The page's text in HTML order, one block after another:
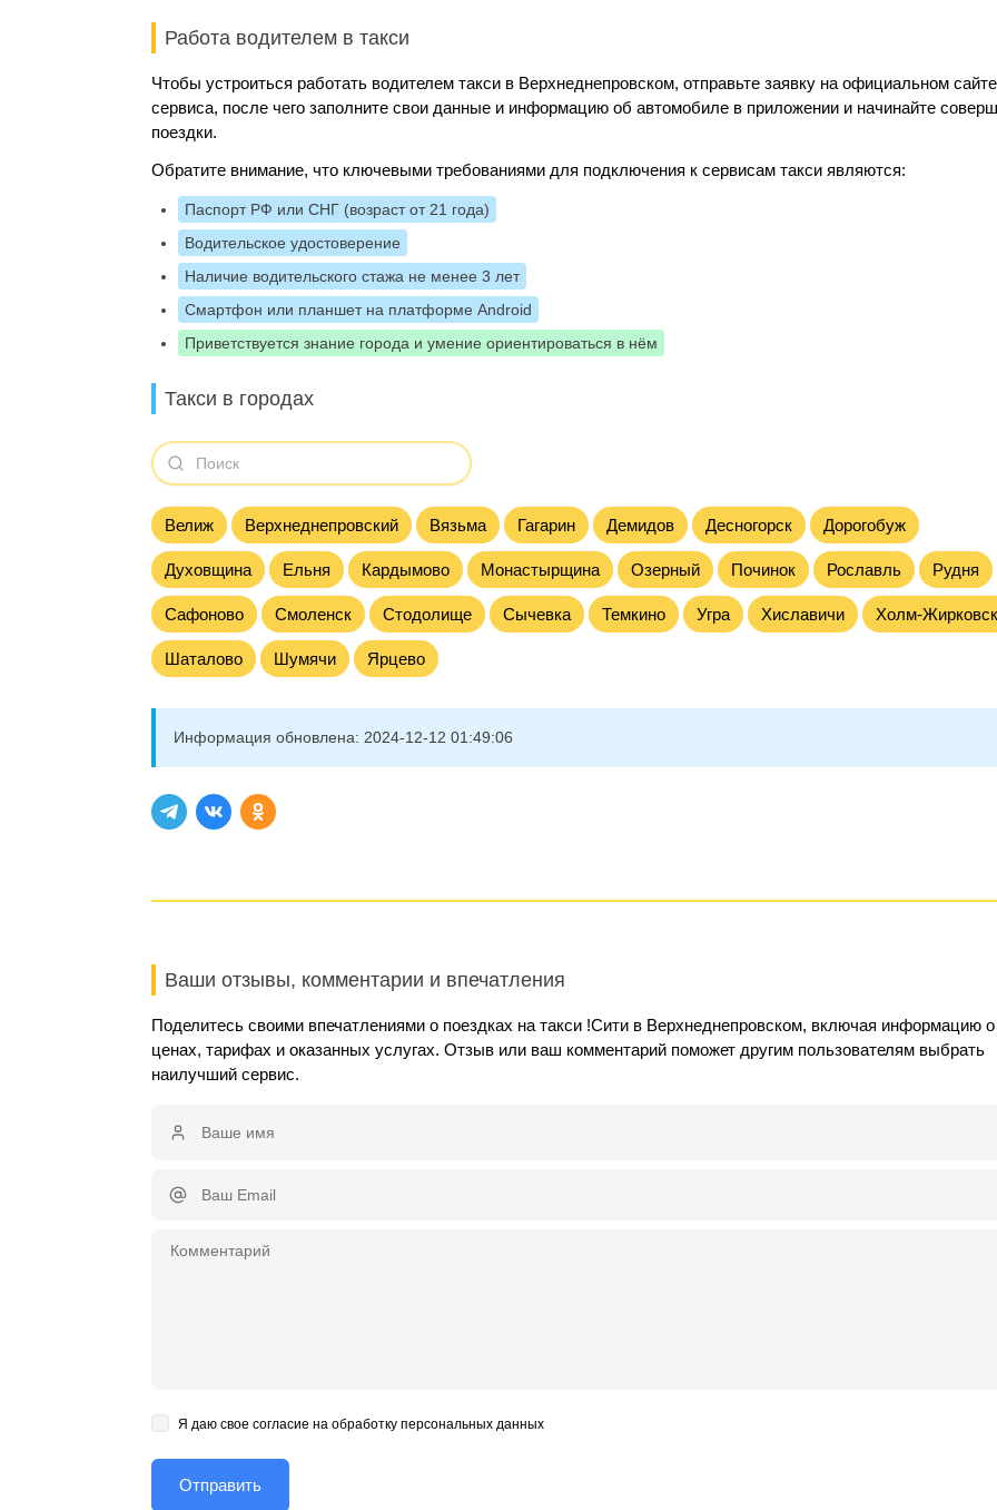
Работа водителем в такси
Чтобы устроиться работать водителем такси в Верхнеднепровском, отправьте заявку на официальном сайте
сервиса, после чего заполните свои данные и информацию об автомобиле в приложении и начинайте
поездки.
Обратите внимание, что ключевыми требованиями для подключения к сервисам такси являются:
Паспорт РФ или СНГ (возраст от 21 года)
Водительское удостоверение
Наличие водительского стажа не менее 3 лет
Смартфон или планшет на платформе Android
Приветствуется знание города и умение ориентироваться в нём
Такси в городах
Велиж Верхнеднепровский Вязьма Гагарин Демидов Десногорск Дорогобуж
Духовщина Ельня Кардымово Монастырщина Озерный Починок Рославль Рудня
Сафоново Смоленск Стодолище Сычевка Темкино Угра Хиславичи Холм-
Шаталово Шумячи Ярцево
Информация обновлена: 2024-12-12 01:49:06
Ваши отзывы, комментарии и впечатления
Поделитесь своими впечатлениями о поездках на такси !Сити в Верхнеднепровском, включая информацию о
ценах, тарифах и оказанных услугах. Отзыв или ваш комментарий поможет другим пользователям выбрать
наилучший сервис.
Я даю свое согласие на обработку персональных данных